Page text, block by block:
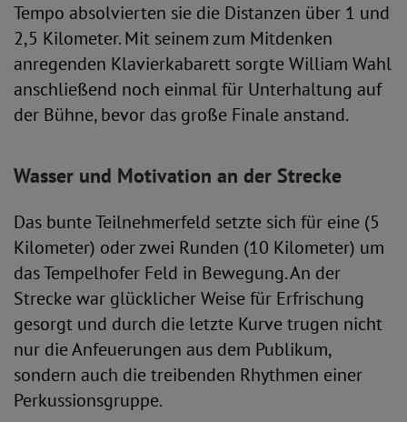
Tempo absolvierten sie die Distanzen über 1 und
2,5 Kilometer. Mit seinem zum Mitdenken
anregenden Klavierkabarett sorgte William Wahl
anschließend noch einmal für Unterhaltung auf
der Bühne, bevor das große Finale anstand.
Wasser und Motivation an der Strecke
Das bunte Teilnehmerfeld setzte sich für eine (5
Kilometer) oder zwei Runden (10 Kilometer) um
das Tempelhofer Feld in Bewegung. An der
Strecke war glücklicher Weise für Erfrischung
gesorgt und durch die letzte Kurve trugen nicht
nur die Anfeuerungen aus dem Publikum,
sondern auch die treibenden Rhythmen einer
Perkussionsgruppe.